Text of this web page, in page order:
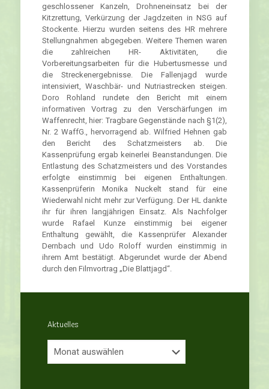
geschlossener Kanzeln, Drohneneinsatz bei der
Kitzrettung, Verkürzung der Jagdzeiten in NSG auf
Stockente. Hierzu wurden seitens des HR mehrere
Stellungnahmen abgegeben. Weitere Themen waren
die zahlreichen HR- Aktivitäten, die
Vorbereitungsarbeiten für die Hubertusmesse und
die Streckenergebnisse. Die Fallenjagd wurde
intensiviert, Waschbär- und Nutriastrecken steigen.
Doro Rohland rundete den Bericht mit einem
informativen Vortrag zu den Verschärfungen im
Waffenrecht, hier: Tragbare Gegenstände nach §1(2),
Nr. 2 WaffG., hervorragend ab. Wilfried Hehnen gab
den Bericht des Schatzmeisters ab. Die
Kassenprüfung ergab keinerlei Beanstandungen. Die
Entlastung des Schatzmeisters und des Vorstandes
erfolgte einstimmig bei eigenen Enthaltungen.
Kassenprüferin Monika Nuckelt stand für eine
Wiederwahl nicht mehr zur Verfügung. Der HL dankte
ihr für ihren langjährigen Einsatz. Als Nachfolger
wurde Rafael Kunze einstimmig bei eigener
Enthaltung gewählt, die Kassenprüfer Alexander
Dernbach und Udo Roloff wurden einstimmig in
ihrem Amt bestätigt. Abgerundet wurde der Abend
durch den Filmvortrag „Die Blattjagd“.
Aktuelles